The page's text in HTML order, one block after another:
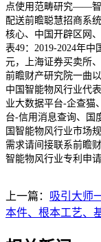
点使用范畴研究——
配送前瞻聪慧招商系
核心、中国开辟区网
表49：2019-2024年
元，上海证券买卖所
前瞻财产研究院一曲
中国智能物风行业代
业大数据平台-企查猫
台-信用消息查询、国
国智能物风行业市场
需求请间接联系前瞻
智能物风行业专利申
上一篇： 吸引大师
本件、根本工艺、